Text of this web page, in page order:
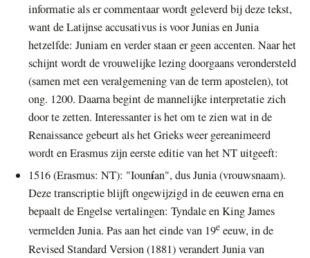
informatie als er commentaar wordt geleverd bij deze tekst,
want de Latijnse accusativus is voor Junias en Junia
hetzelfde: Juniam en verder staan er geen accenten. Naar het
schijnt wordt de vrouwelijke lezing doorgaans verondersteld
(samen met een veralgemening van de term apostelen), tot
ong. 1200. Daarna begint de mannelijke interpretatie zich
door te zetten. Interessanter is het om te zien wat in de
Renaissance gebeurt als het Grieks weer gereanimeerd
wordt en Erasmus zijn eerste editie van het NT uitgeeft:
1516 (Erasmus: NT): "Iounían", dus Junia (vrouwsnaam).
Deze transcriptie blijft ongewijzigd in de eeuwen erna en
bepaalt de Engelse vertalingen: Tyndale en King James
vermelden Junia. Pas aan het einde van 19eeeuw, in de
Revised Standard Version (1881) verandert Junia van